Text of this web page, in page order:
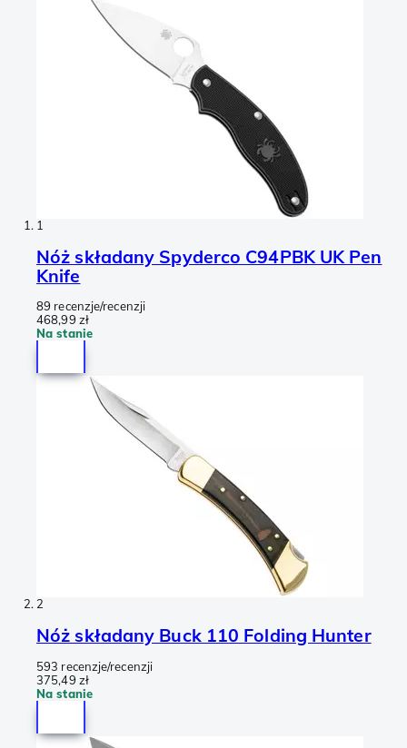
1
Nóż składany Spyderco C94PBK UK Pen
Knife
89 recenzje/recenzji
468,99 zł
Na stanie
2
Nóż składany Buck 110 Folding Hunter
593 recenzje/recenzji
375,49 zł
Na stanie